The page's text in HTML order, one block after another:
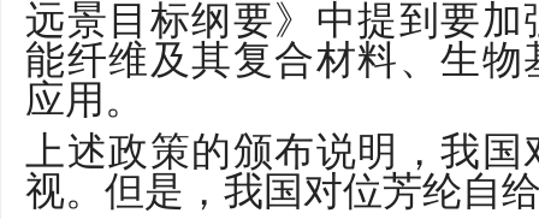
远景目标纲要》中提到要
能纤维及其复合材料、生
应用。
上述政策的颁布说明，我
视。但是，我国对位芳纶自